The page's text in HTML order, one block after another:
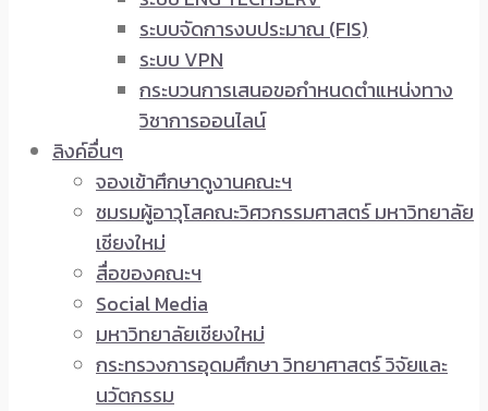
ระบบจัดการงบประมาณ (FIS)
ระบบ VPN
กระบวนการเสนอขอกำหนดตำแหน่งทาง
วิชาการออนไลน์
ลิงค์อื่นๆ
จองเข้าศึกษาดูงานคณะฯ
ชมรมผู้อาวุโสคณะวิศวกรรมศาสตร์ มหาวิทยาลัย
เชียงใหม่
สื่อของคณะฯ
Social Media
มหาวิทยาลัยเชียงใหม่
กระทรวงการอุดมศึกษา วิทยาศาสตร์ วิจัยและ
นวัตกรรม